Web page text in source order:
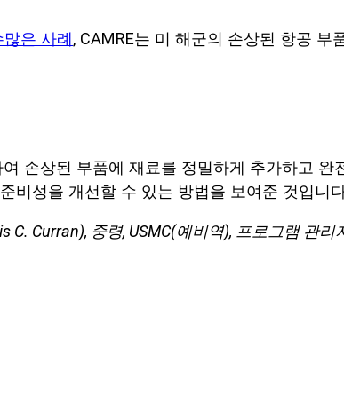
은 사례, CAMRE는 미 해군의 손상된 항공 부
손상된 부품에 재료를 정밀하게 추가하고
비성을 개선할 수 있는 방법을 보여준 것입니다
C. Curran), 중령, USMC(예비역), 프로그램 관리